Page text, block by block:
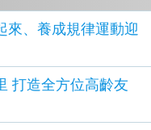
來、養成規律運動迎
打造全方位高齡友